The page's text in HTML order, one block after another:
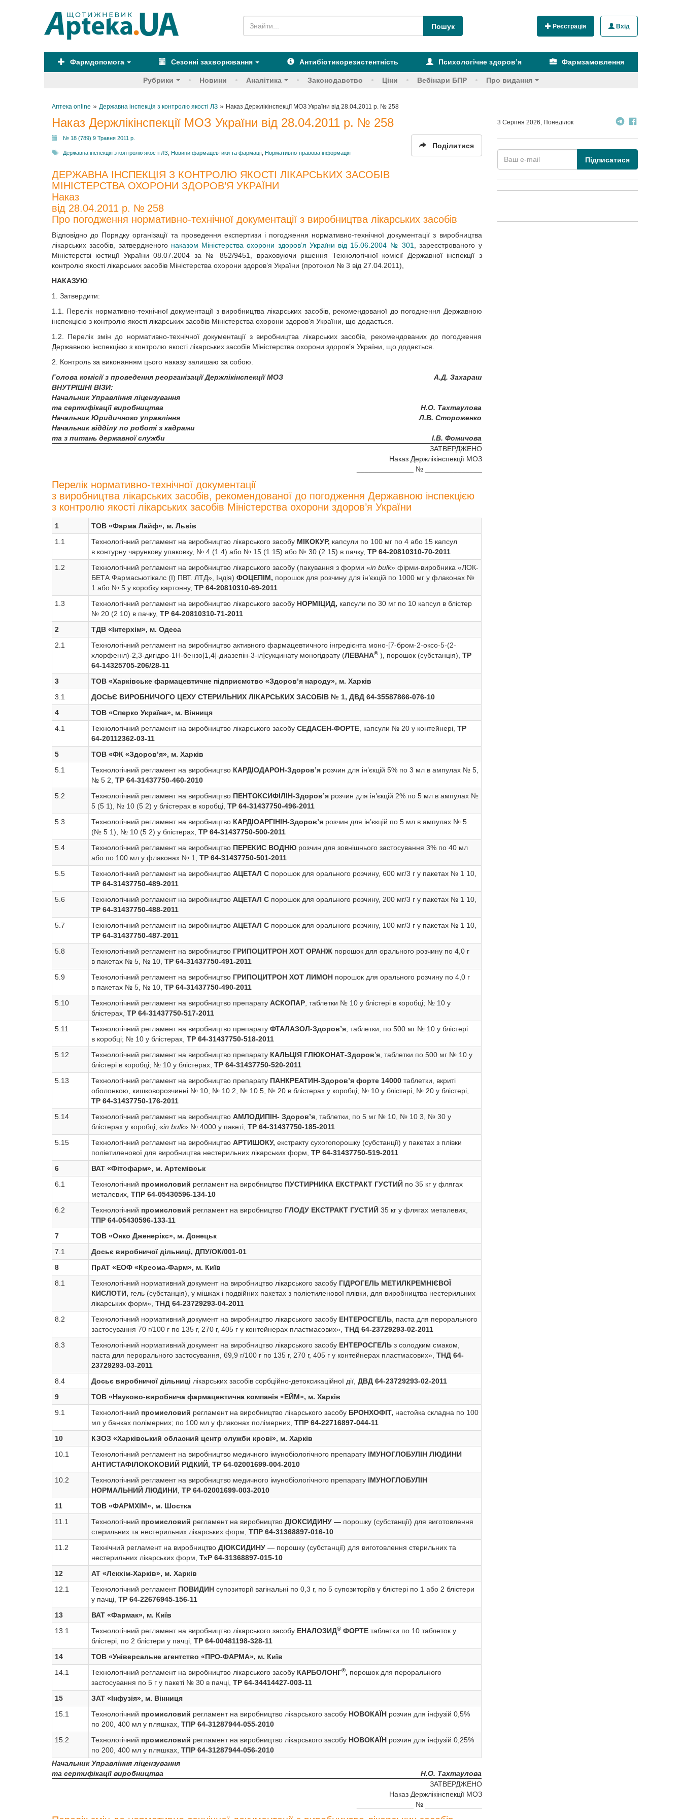
Реєстрація Вхід
Фармдопомога Сезонні захворювання Антибіотикорезистентність Психологічне здоров’я Фармзамовлення
Рубрики Новини Аналітика Законодавство Ціни Вебінари БПР Про видання
Аптека online » Державна інспекція з контролю якості ЛЗ » Наказ Держлікінспекції МОЗ України від 28.04.2011 р. № 258
Наказ Держлікінспекції МОЗ України від 28.04.2011 р. № 258
№ 18 (789) 9 Травня 2011 р.
Державна інспекція з контролю якості ЛЗ Новини фармацевтики та фармації Нормативно-правова інформація
Поділитися
ДЕРЖАВНА ІНСПЕКЦІЯ З КОНТРОЛЮ ЯКОСТІ ЛІКАРСЬКИХ ЗАСОБІВ
МІНІСТЕРСТВА ОХОРОНИ ЗДОРОВ’Я УКРАЇНИ
Наказ
від 28.04.2011 р. № 258
Про погодження нормативно-технічної документації з виробництва лікарських засобів
Відповідно до Порядку організації та проведення експертизи і погодження нормативно-технічної документації з виробництва
лікарських засобів, затвердженогонаказом Міністерства охорони здоров’я України від 15.06.2004 № 301
, зареєстрованого у
Міністерстві юстиції України 08.07.2004 за № 852/9451, враховуючи рішення Технологічної комісії Державної інспекції з
контролю якості лікарських засобів Міністерства охорони здоров’я України (протокол № 3 від 27.04.2011),
НАКАЗУЮ:
1. Затвердити:
1.1. Перелік нормативно-технічної документації з виробництва лікарських засобів, рекомендованої до погодження Державною
інспекцією з контролю якості лікарських засобів Міністерства охорони здоров’я України, що додається.
1.2. Перелік змін до нормативно-технічної документації з виробництва лікарських засобів, рекомендованих до погодження
Державною інспекцією з контролю якості лікарських засобів Міністерства охорони здоров’я України, що додається.
2. Контроль за виконанням цього наказу залишаю за собою.
Голова комісії з проведення реорганізації Держлікінспекції МОЗ
А.Д. Захараш
ВНУТРІШНІ ВІЗИ:
Начальник Управління ліцензування
та сертифікації виробництва
Н.О. Тахтаулова
Начальник Юридичного управління
Л.В. Стороженко
Начальник відділу по роботі з кадрами
та з питань державної служби
І.В. Фомичова
ЗАТВЕРДЖЕНО
Наказ Держлікінспекції МОЗ
______________ № ______________
Перелік нормативно-технічної документації
з виробництва лікарських засобів, рекомендованої до погодження Державною інспекцією
з контролю якості лікарських засобів Міністерства охорони здоров’я України
1
ТОВ «Фарма Лайф», м. Львів
1.1
Технологічний регламент на виробництво лікарського засобу МІКОКУР, капсули по 100 мг по 4 або 15 капсул
в контурну чарункову упаковку, № 4 (1 4) або № 15 (1 15) або № 30 (2 15) в пачку, ТР 64-20810310-70-2011
1.2
Технологічний регламент на виробництво лікарського засобу (пакування з форми «in bulk» фірми-виробника «ЛОК-
БЕТА Фармасьютікалс (І) ПВТ. ЛТД», Індія) ФОЦЕПІМ, порошок для розчину для ін’єкцій по 1000 мг у флаконах №
1 або № 5 у коробку картонну, ТР 64-20810310-69-2011
1.3
Технологічний регламент на виробництво лікарського засобу НОРМІЦИД, капсули по 30 мг по 10 капсул в блістер
№ 20 (2 10) в пачку, ТР 64-20810310-71-2011
2
ТДВ «Інтерхім», м. Одеса
2.1
Технологічний регламент на виробництво активного фармацевтичного інгредієнта моно-[7-бром-2-оксо-5-(2-
хлорфеніл)-2,3-дигідро-1Н-бензо[1,4]-диазепін-3-іл]сукцинату моногідрату (ЛЕВАНА® ), порошок (субстанція), ТР
64-14325705-206/28-11
3
ТОВ «Харківське фармацевтичне підприємство «Здоров’я народу», м. Харків
3.1
ДОСЬЄ ВИРОБНИЧОГО ЦЕХУ СТЕРИЛЬНИХ ЛІКАРСЬКИХ ЗАСОБІВ № 1, ДВД 64-35587866-076-10
4
ТОВ «Сперко Україна», м. Вінниця
4.1
Технологічний регламент на виробництво лікарського засобу СЕДАСЕН-ФОРТЕ , капсули № 20 у контейнері, ТР
64-20112362-03-11
5
ТОВ «ФК «Здоров’я», м. Харків
5.1
Технологічний регламент на виробництво КАРДІОДАРОН-Здоров’я розчин для ін’єкцій 5% по 3 мл в ампулах № 5,
№ 5 2, ТР 64-31437750-460-2010
5.2
Технологічний регламент на виробництво ПЕНТОКСИФІЛІН-Здоров’я розчин для ін’єкцій 2% по 5 мл в ампулах №
5 (5 1), № 10 (5 2) у блістерах в коробці, ТР 64-31437750-496-2011
5.3
Технологічний регламент на виробництво КАРДІОАРГІНІН-Здоров’я розчин для ін’єкцій по 5 мл в ампулах № 5
(№ 5 1), № 10 (5 2) у блістерах, ТР 64-31437750-500-2011
5.4
Технологічний регламент на виробництво ПЕРЕКИС ВОДНЮ­ розчин для зовнішнього застосування 3% по 40 мл
або по 100 мл у флаконах № 1, ТР 64-31437750-501-2011
5.5
Технологічний регламент на виробництво АЦЕТАЛ С порошок для орального розчину, 600 мг/3 г у пакетах № 1 10,
ТР 64-31437750-489-2011
5.6
Технологічний регламент на виробництво АЦЕТАЛ С порошок для орального розчину, 200 мг/3 г у пакетах № 1 10,
ТР 64-31437750-488-2011
5.7
Технологічний регламент на виробництво АЦЕТАЛ С порошок для орального розчину, 100 мг/3 г у пакетах № 1 10,
ТР 64-31437750-487-2011
5.8
Технологічний регламент на виробництво ГРИПОЦИТРОН ХОТ ОРАНЖ порошок для орального розчину по 4,0 г
в пакетах № 5, № 10, ТР 64-31437750-491-2011
5.9
Технологічний регламент на виробництво ГРИПОЦИТРОН ХОТ ЛИМОН порошок для орального розчину по 4,0 г
в пакетах № 5, № 10, ТР 64-31437750-490-2011
5.10
Технологічний регламент на виробництво препарату АСКОПАР­ , таблетки № 10 у блістері в коробці; № 10 у
блістерах, ТР 64-31437750-517-2011
5.11
Технологічний регламент на виробництво препарату ФТАЛАЗОЛ-Здоров’я , таблетки, по 500 мг № 10 у блістері
в коробці; № 10 у блістерах, ТР 64-31437750-518-2011
5.12
Технологічний регламент на виробництво препарату КАЛЬЦІЯ ГЛЮКОНАТ-Здоров’я , таблетки по 500 мг № 10 у
блістері в коробці; № 10 у блістерах, ТР 64-31437750-520-2011
5.13
Технологічний регламент на виробництво препарату ПАНКРЕАТИН-Здоров’я форте 14000 таблетки, вкриті
оболонкою, кишковорозчинні № 10, № 10 2, № 10 5, № 20 в блістерах у коробці; № 10 у блістері, № 20 у блістері,
ТР 64-31437750-176-2011
5.14
Технологічний регламент на виробництво АМЛОДИПІН- Здоров’я , таблетки, по 5 мг № 10, № 10 3, № 30 у
блістерах у коробці; «in bulk» № 4000 у пакеті, ТР 64-31437750-185-2011
5.15
Технологічний регламент на виробництво АРТИШОКУ, екстракту сухогопорошку (субстанції) у пакетах з плівки
поліетиленової для виробництва нестерильних лікарських форм, ТР 64-31437750-519-2011
6
ВАТ «Фітофарм», м. Артемівськ
6.1
Технологічний промисловий регламент на виробництво ПУСТИРНИКА ЕКСТРАКТ ГУСТИЙ по 35 кг у флягах
металевих, ТПР 64-05430596-134-10
6.2
Технологічний промисловий регламент на виробництво ГЛОДУ ЕКСТРАКТ ГУСТИЙ 35 кг у флягах металевих,
ТПР 64-05430596-133-11
7
ТОВ «Онко Дженерікс», м. Донецьк
7.1
Досьє виробничої дільниці, ДПУ/ОК/001-01
8
ПрАТ «ЕОФ «Креома-Фарм», м. Київ
8.1
Технологічний нормативний документ на виробництво лікарського засобу ГІДРОГЕЛЬ МЕТИЛКРЕМНІЄВОЇ
КИСЛОТИ­, гель (субстанція), у мішках і подвійних пакетах з поліетиленової плівки, для виробництва нестерильних
лікарських форм», ТНД 64-23729293-04-2011
8.2
Технологічний нормативний документ на виробництво лікарського засобу ЕНТЕРОСГЕЛЬ , паста для перорального
застосування 70 г/100 г по 135 г, 270 г, 405 г у контейнерах пластмасових», ТНД 64-23729293-02-2011
8.3
Технологічний нормативний документ на виробництво лікарського засобу ЕНТЕРОСГЕЛЬ з солодким смаком,
паста для перорального застосування, 69,9 г/100 г по 135 г, 270 г, 405 г у контейнерах пластмасових», ТНД 64-
23729293-03-2011
8.4
Досьє виробничої дільниці лікарських засобів сорбційно-детоксикаційної дії, ДВД 64-23729293-02-2011
9
ТОВ «Науково-виробнича фармацевтична компанія «ЕЙМ», м. Харків
9.1
Технологічний промисловий регламент на виробництво лікарського засобу БРОНХОФІТ, настойка складна по 100
мл у банках полімерних; по 100 мл у флаконах полімерних, ТПР 64-22716897-044-11
10
КЗОЗ «Харківський обласний центр служби крові», м. Харків
10.1
Технологічний регламент на виробництво медичного імунобіологічного препарату ІМУНОГЛОБУЛІН ЛЮДИНИ
АНТИСТАФІЛОКОКОВИЙ РІДКИЙ, ТР 64-02001699-004-2010
10.2
Технологічний регламент на виробництво медичного імунобіологічного препарату ІМУНОГЛОБУЛІН
НОРМАЛЬНИЙ ЛЮДИНИ ТР 64-02001699-003-2010
11
ТОВ «ФАРМХІМ», м. Шостка
11.1
Технологічний промисловий регламент на виробництво ДІОКСИДИНУ — порошку (субстанції) для виготовлення
стерильних та нестерильних лікарських форм, ТПР 64-31368897-016-10
11.2
Технічний регламент на виробництво ДІОКСИДИНУ — порошку (субстанції) для виготовлення стерильних та
нестерильних лікарських форм, ТхР 64-31368897-015-10
12
АТ «Лекхім-Харків», м. Харків
12.1
Технологічний регламентПОВИДИН супозиторії вагінальні по 0,3 г, по 5 супозиторіїв у блістері по 1 або 2 блістери
у пачці, ТР 64-22676945-156-11
13
ВАТ «Фармак», м. Київ
13.1
Технологічний регламент на виробництво лікарського засобу ЕНАЛОЗИД® ФОРТЕ таблетки по 10 таблеток у
блістері, по 2 блістери у пачці, ТР 64-00481198-328-11
14
ТОВ «Універсальне агентство «ПРО-ФАРМА», м. Київ
14.1
Технологічний регламент на виробництво лікарського засобу КАРБОЛОНГ®, порошок для перорального
застосування по 5 г у пакеті № 30 в пачці, ТР 64-34414427-003-11
15
ЗАТ «Інфузія», м. Вінниця
15.1
Технологічний промисловий регламент на виробництво лікарського засобу НОВОКАЇН розчин для інфузій 0,5%
по 200, 400 мл у пляшках, ТПР 64-31287944-055-2010
15.2
Технологічний промисловий регламент на виробництво лікарського засобу НОВОКАЇН розчин для інфузій 0,25%
по 200, 400 мл у пляшках, ТПР 64-31287944-056-2010
Начальник Управління ліцензування
та сертифікації виробництва
Н.О. Тахтаулова
ЗАТВЕРДЖЕНО
Наказ Держлікінспекції МОЗ
______________ № ______________
3 Серпня 2026, Понеділок
Підписатися